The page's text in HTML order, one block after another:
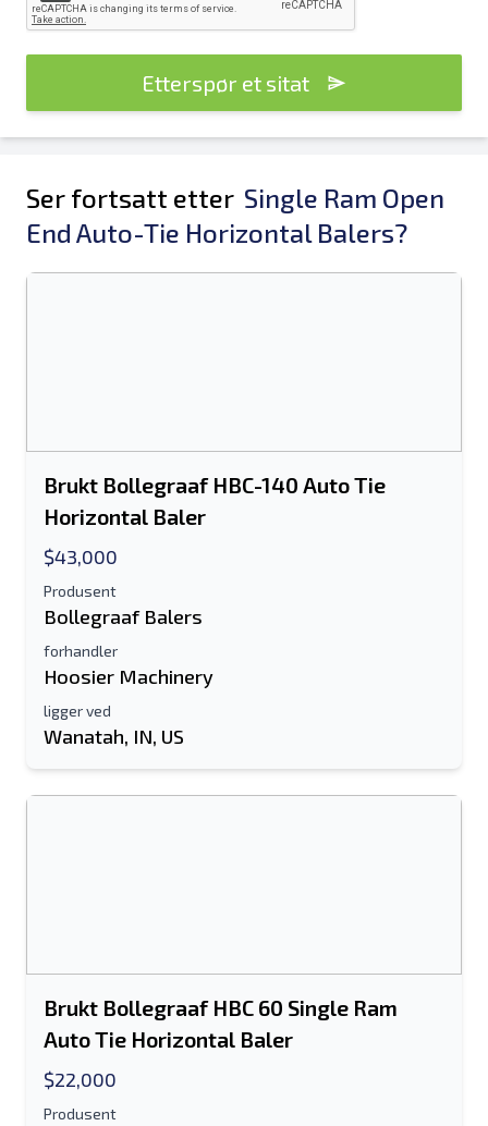
Etterspør et sitat
Ser fortsatt etter Single Ram Open
End Auto-Tie Horizontal Balers?
Brukt Bollegraaf HBC-140 Auto Tie
Horizontal Baler
$43,000
Produsent
Bollegraaf Balers
forhandler
Hoosier Machinery
ligger ved
Wanatah, IN, US
Brukt Bollegraaf HBC 60 Single Ram
Auto Tie Horizontal Baler
$22,000
Produsent